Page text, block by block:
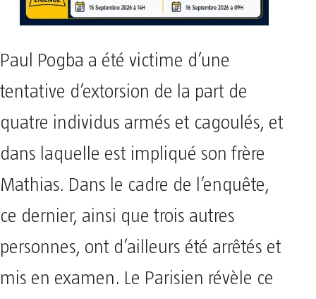
Paul Pogba a été victime d’une
tentative d’extorsion de la part de
quatre individus armés et cagoulés, et
dans laquelle est impliqué son frère
Mathias. Dans le cadre de l’enquête,
ce dernier, ainsi que trois autres
personnes, ont d’ailleurs été arrêtés et
mis en examen. Le Parisien révèle ce